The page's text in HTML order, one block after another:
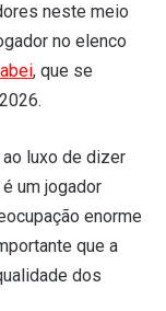
neste meio
no elenco
, que se
luxo de dizer
é um jogador
enorme
que a
dos